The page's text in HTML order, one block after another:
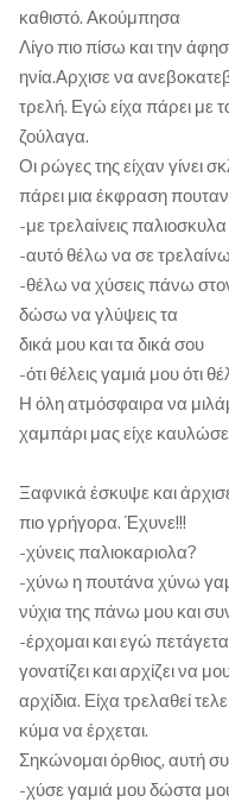
καθιστό. Ακούμπησα
Λίγο πιο πίσω και την
ηνία.Αρχισε να
τρελή. Εγώ είχα πάρει με
ζούλαγα.
Οι ρώγες της είχαν γίνει
πάρει μια έκφραση
-με τρελαίνεις παλιοσκυλα
-αυτό θέλω να σε
-θέλω να χύσεις πάνω
δώσω να γλύψεις τα
δικά μου και τα δικά σου
-ότι θέλεις γαμιά μου ότι
Η όλη ατμόσφαιρα να
χαμπάρι μας είχε
Ξαφνικά έσκυψε και
πιο γρήγορα. Έχυνε!!!
-χύνεις παλιοκαριολα?
-χύνω η πουτάνα χύνω
νύχια της πάνω μου και
-έρχομαι και εγώ
γονατίζει και αρχίζει να
αρχίδια. Είχα τρελαθεί
κύμα να έρχεται.
Σηκώνομαι όρθιος, αυτή
-χύσε γαμιά μου δώστα